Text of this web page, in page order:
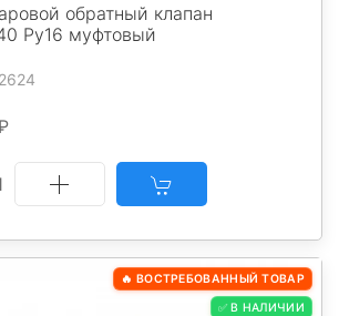
обратный клапан
Ру16 муфтовый
🔥 ВОСТРЕБОВАННЫЙ ТОВАР
✅ В НАЛИЧИИ